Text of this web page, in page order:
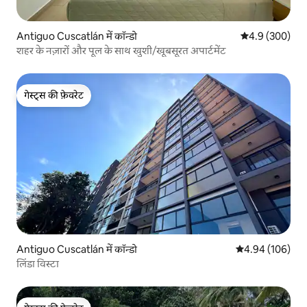
Antiguo Cuscatlán में कॉन्डो औसत रेटिंग 5 में
4.9 (300)
शहर के नज़ारों और पूल के साथ खुशी/खूबसूरत अपार्टमेंट
गेस्ट्स की फ़ेवरेट
गेस्ट्स की फ़ेवरेट
Antiguo Cuscatlán में कॉन्डो औसत रेटिंग 5 में से
4.94 (106)
लिंडा विस्टा